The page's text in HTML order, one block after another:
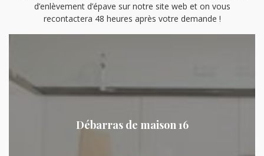
d’enlèvement d’épave sur notre site web et on vous
recontactera 48 heures après votre demande !
Débarras de maison 16